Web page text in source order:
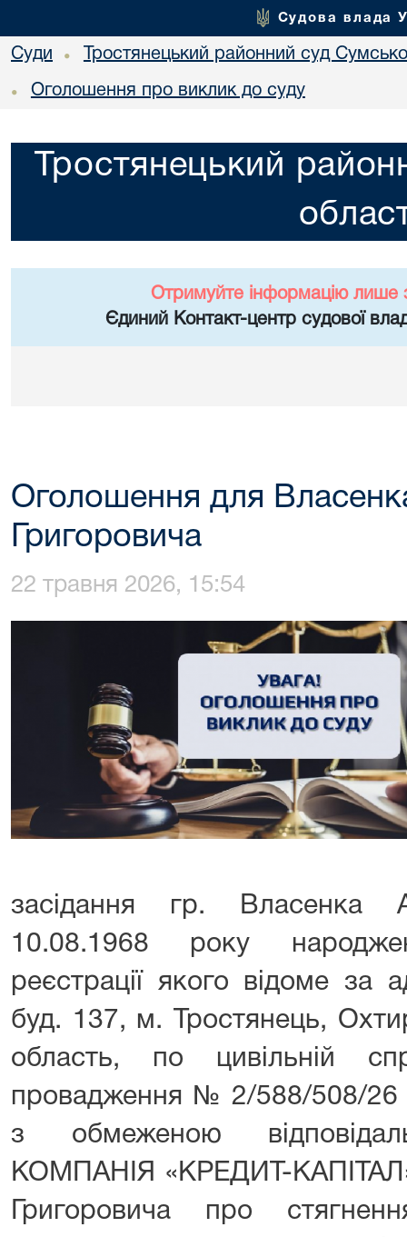
Судова влада
Суди • Тростянецький районний суд
• Оголошення про виклик до суду
Тростянецький
Отримуйте інформацію лише
Єдиний Контакт-центр судової
Оголошення для
Григоровича
22 травня 2026, 15:54
засідання гр. Власенка
10.08.1968 року
реєстрації якого відоме
буд. 137, м. Тростянець,
область, по цивільній
провадження № 2/588/508/26
з обмеженою
КОМПАНІЯ «КРЕДИТ-
Григоровича про